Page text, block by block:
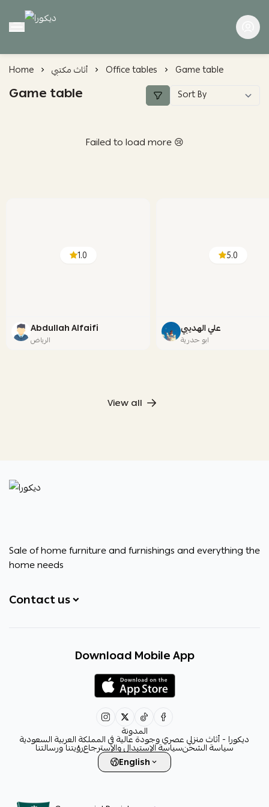
ديكورا
Home أثاث مكتبي Office tables Game table
Game table
Failed to load more 😢
1.0
Abdullah Alfaifi
الرياض
5.0
علي الهديبي
ابو حدرية
View all
ديكورا
Sale of home furniture and furnishings and everything the
home needs
Contact us
+966531828315
decora6586@gmail.com
Download Mobile App
المدونة
ديكورا - أثاث منزلي عصري وجودة عالية في المملكة العربية السعودية
رؤيتنا ورسالتناسياسة الإستبدال والإسترجاعسياسة الشحن
English